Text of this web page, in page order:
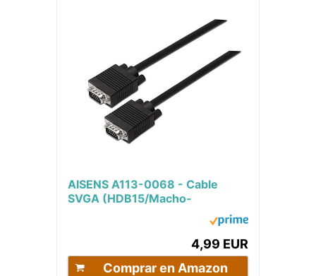
AISENS A113-0068 - Cable
SVGA (HDB15/Macho-
4,99 EUR
Comprar en Amazon